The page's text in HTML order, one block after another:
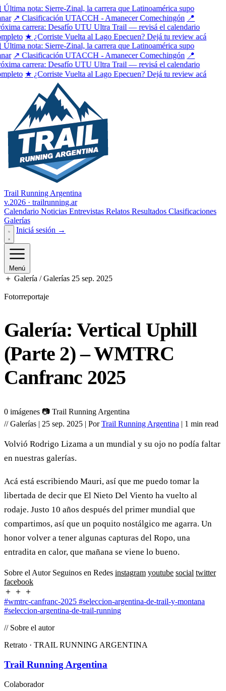
nota: Sierre-Zinal, la carrera que Latinoamérica supo
↗ Clasificación UTACCH - Amanecer Comechingón
📍
carrera: Desafío UTU Ultra Trail — revisá el calendario
★ ¿Corriste Vuelta al Lago Epecuen? Dejá tu review acá
nota: Sierre-Zinal, la carrera que Latinoamérica supo
↗ Clasificación UTACCH - Amanecer Comechingón
📍
carrera: Desafío UTU Ultra Trail — revisá el calendario
★ ¿Corriste Vuelta al Lago Epecuen? Dejá tu review acá
Trail Running Argentina
v.2026 · trailrunning.ar
Calendario Noticias Entrevistas Relatos Resultados Clasificaciones
Galerías
Iniciá sesión →
Menú
＋ Galería / Galerías 25 sep. 2025
Fotorreportaje
Galería: Vertical Uphill
(Parte 2) – WMTRC
Canfranc 2025
0 imágenes 📷 Trail Running Argentina
//Galerías | 25 sep. 2025 | PorTrail Running Argentina | 1 min read
Volvió Rodrigo Lizama a un mundial y su ojo no podía faltar
en nuestras galerías.
Acá está escribiendo Mauri, así que me puedo tomar la
libertada de decir que El Nieto Del Viento ha vuelto al
rodaje. Justo 10 años después del primer mundial que
compartimos, así que un poquito nostálgico me agarra. Un
honor volver a tener algunas capturas del Ropo, una
entradita en calor, que mañana se viene lo bueno.
Sobre el Autor Seguinos en Redes instagram youtube social twitter
facebook
＋ ＋ ＋
#wmtrc-canfranc-2025 #seleccion-argentina-de-trail-y-montana
#seleccion-argentina-de-trail-running
// Sobre el autor
Retrato · TRAIL RUNNING ARGENTINA
Trail Running Argentina
Colaborador